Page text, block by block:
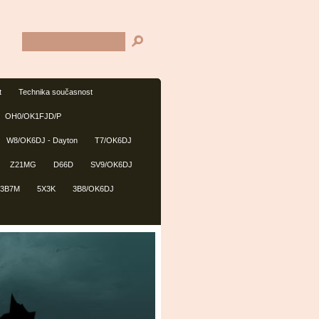
Technika současnost
OH0/OK1FJD/P
W8/OK6DJ - Dayton T7/OK6DJ
Z21MG D66D SV9/OK6DJ
3B7M 5X3K 3B8/OK6DJ